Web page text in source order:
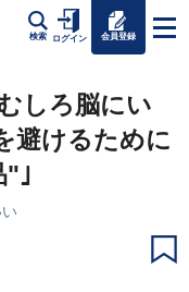
検索 ログイン 会員登録
しろ脳にい
避けるために
"｣